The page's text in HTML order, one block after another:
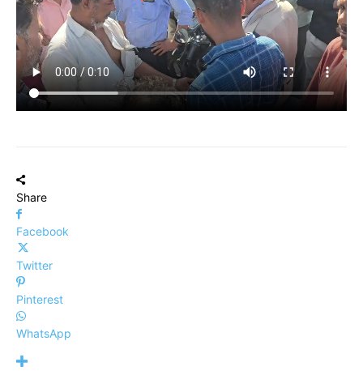
Share
Facebook
Twitter
Pinterest
WhatsApp